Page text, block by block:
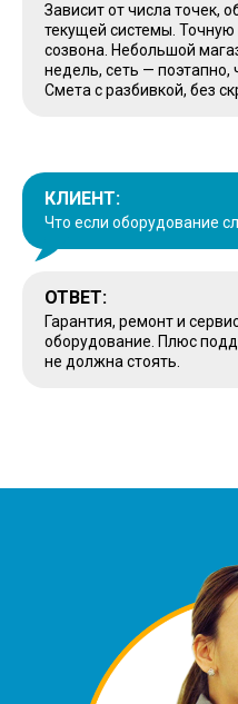
Зависит от числа точек,
текущей системы.
созвона. Небольшой
недель, сеть — поэтапно,
Смета с разбивкой, без
КЛИЕНТ:
Что если оборудование
ОТВЕТ:
Гарантия, ремонт и
оборудование. Плюс
не должна стоять.